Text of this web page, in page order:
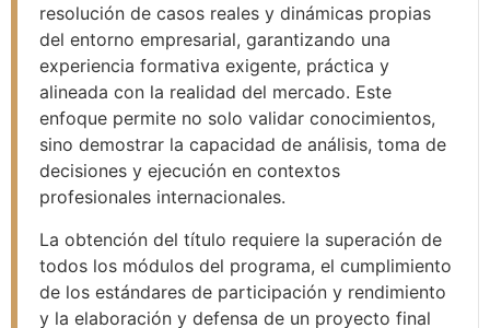
resolución de casos reales y dinámicas propias
del entorno empresarial, garantizando una
experiencia formativa exigente, práctica y
alineada con la realidad del mercado. Este
enfoque permite no solo validar conocimientos,
sino demostrar la capacidad de análisis, toma de
decisiones y ejecución en contextos
profesionales internacionales.
La obtención del título requiere la superación de
todos los módulos del programa, el cumplimiento
de los estándares de participación y rendimiento
y la elaboración y defensa de un proyecto final